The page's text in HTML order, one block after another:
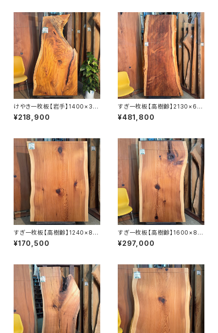
けやき一枚板【岩手】1400×30
0~780×45㎜【オイル塗装 仕
上げ済み】
¥218,900
すぎ一枚板【高樹齢】2130×68
0~1020×65㎜【オイル塗装 仕
上げ済み】
¥481,800
すぎ一枚板【高樹齢】1240×88
0~920×55㎜【オイル塗装 仕上
げ済み】
¥170,500
すぎ一枚板【高樹齢】1600×88
0~950×56㎜【オイル塗装 仕
上げ済み】
¥297,000